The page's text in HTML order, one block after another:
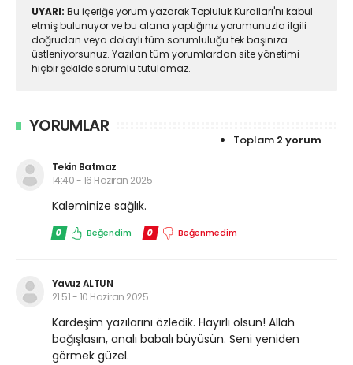
UYARI: Bu içeriğe yorum yazarak Topluluk Kuralları'nı kabul
etmiş bulunuyor ve bu alana yaptığınız yorumunuzla ilgili
doğrudan veya dolaylı tüm sorumluluğu tek başınıza
üstleniyorsunuz. Yazılan tüm yorumlardan site yönetimi
hiçbir şekilde sorumlu tutulamaz.
YORUMLAR
Toplam 2 yorum
Tekin Batmaz
14:40 - 16 Haziran 2025
Kaleminize sağlık.
0 Beğendim 0 Beğenmedim
Yavuz ALTUN
21:51 - 10 Haziran 2025
Kardeşim yazılarını özledik. Hayırlı olsun! Allah
bağışlasın, analı babalı büyüsün. Seni yeniden
görmek güzel.